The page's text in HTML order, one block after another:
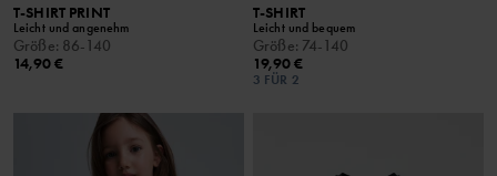
T-SHIRT PRINT
Leicht und angenehm
Größe: 86-140
14,90 €
T-SHIRT
Leicht und bequem
Größe: 74-140
19,90 €
3 FÜR 2